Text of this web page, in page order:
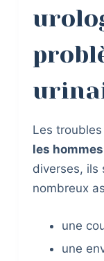
Les
les hommes
diverses, ils
nombreux
une
une